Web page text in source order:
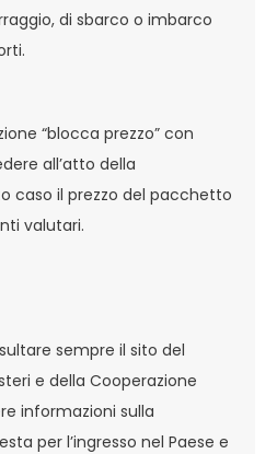
di sbarco o imbarco
“blocca prezzo” con
all’atto della
caso il prezzo del pacchetto
valutari.
sempre il sito del
e della Cooperazione
informazioni sulla
per l’ingresso nel Paese e